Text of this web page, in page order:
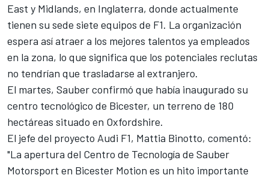
East y Midlands, en Inglaterra, donde actualmente
tienen su sede siete equipos de F1. La organización
espera así atraer a los mejores talentos ya empleados
en la zona, lo que significa que los potenciales reclutas
no tendrían que trasladarse al extranjero.
El martes, Sauber confirmó que había inaugurado su
centro tecnológico de Bicester, un terreno de 180
hectáreas situado en Oxfordshire.
El jefe del proyecto Audi F1, Mattia Binotto, comentó:
"La apertura del Centro de Tecnología de Sauber
Motorsport en Bicester Motion es un hito importante